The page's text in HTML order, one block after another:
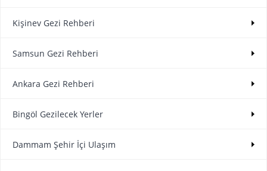
Kişinev Gezi Rehberi
Samsun Gezi Rehberi
Ankara Gezi Rehberi
Bingöl Gezilecek Yerler
Dammam Şehir İçi Ulaşım